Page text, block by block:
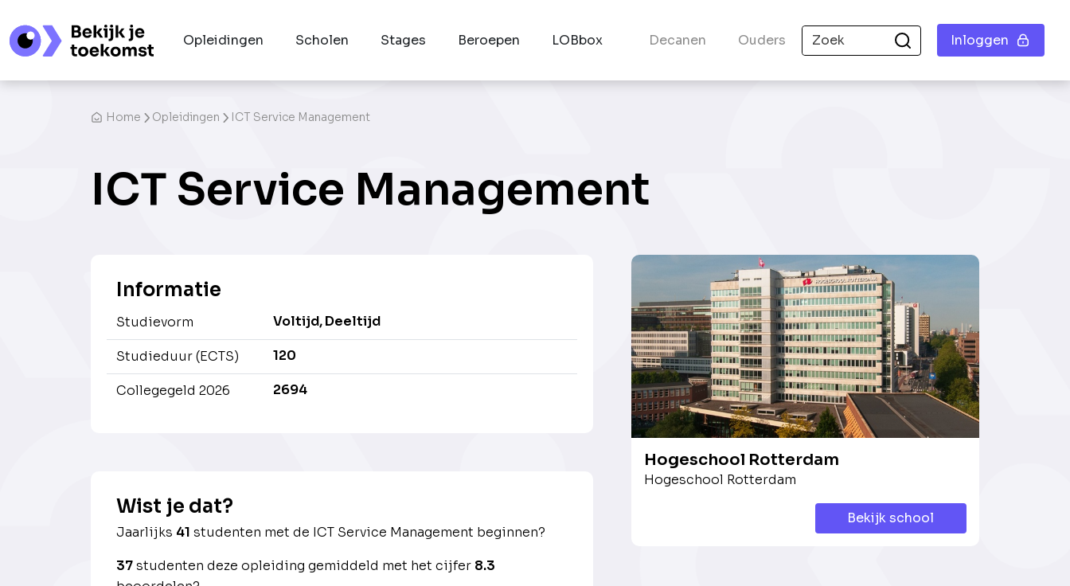
Opleidingen Scholen Stages Beroepen LOBbox Decanen Ouders Inloggen
Home Opleidingen ICT Service Management
ICT Service Management
Informatie
Studievorm Voltijd, Deeltijd
Studieduur (ECTS) 120
Collegegeld 2026 2694
Wist je dat?
Jaarlijks 41 studenten met de ICT Service Management beginnen?
37studenten deze opleiding gemiddeld met het cijfer 8.3
Hogeschool Rotterdam
Hogeschool Rotterdam
Bekijk school